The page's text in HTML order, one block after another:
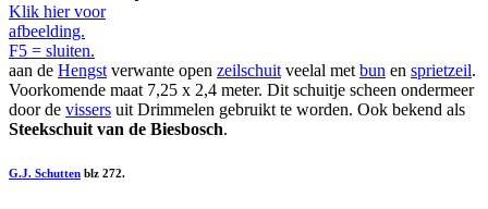
Klik hier voor
afbeelding.
F5 = sluiten.
aan de Hengst verwante open zeilschuit veelal met bun en sprietzeil.
Voorkomende maat 7,25 x 2,4 meter. Dit schuitje scheen ondermeer
door de vissers uit Drimmelen gebruikt te worden. Ook bekend als
Steekschuit van de Biesbosch.
G.J. Schutten blz 272.